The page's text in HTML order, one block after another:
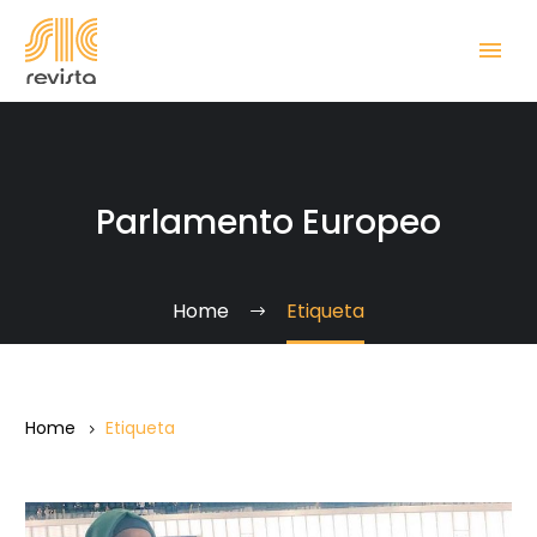
Parlamento Europeo
Home Etiqueta
Home Etiqueta
Una